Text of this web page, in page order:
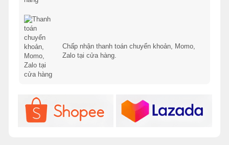
Chấp nhận thanh toán chuyển khoản, Momo,
Zalo tại cửa hàng.